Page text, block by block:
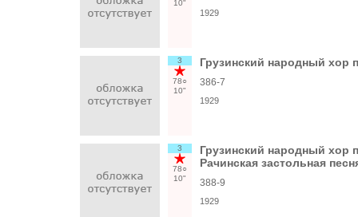
10"
1929
3
78○
10"
Грузинский народный хор
386-7
1929
3
78○
10"
Грузинский народный хор
Рачинская застольная
388-9
1929